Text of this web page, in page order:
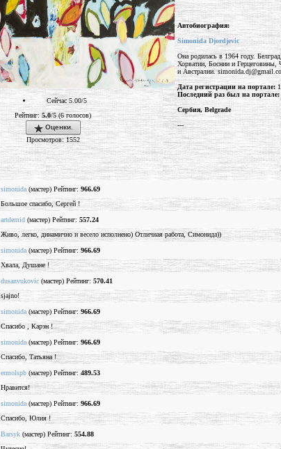
Сейчас 5.00/5
Рейтинг:5.0/5 (6 голосов)
Оценки.
Просмотров: 1552
Автобиография:
Simonida Djordjevic
Она родилась в 1964 году.
Хорватии, Боснии и
и Австралии.
Дата регистрации на портале:
Последний раз был на портале:
Сербия, Belgrade
---
simonida (мастер) Рейтинг: 966.69
Большое спасибо, Сергей !
artdemid (мастер) Рейтинг: 557.24
Живо, легко, динамично и весело исполнено) Отличная работа, Симонида))
simonida (мастер) Рейтинг: 966.69
Хвала, Душане !
dusanvukovic (мастер) Рейтинг: 570.41
sjajno!
simonida (мастер) Рейтинг: 966.69
Спасибо , Карэн !
simonida (мастер) Рейтинг: 966.69
Спасибо, Татьяна !
ermolspb (мастер) Рейтинг: 489.53
Нравится!
simonida (мастер) Рейтинг: 966.69
Спасибо, Юлия !
Barsyk (мастер) Рейтинг: 554.88